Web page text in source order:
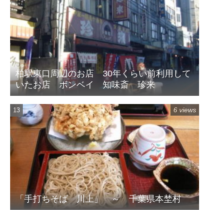
柏駅東口周辺のお店 30年くらい前利用して
いたお店 ボンベイ 知味斎 珍来
「手打ちそば 川上」 ～ 千葉県本埜村
6 views